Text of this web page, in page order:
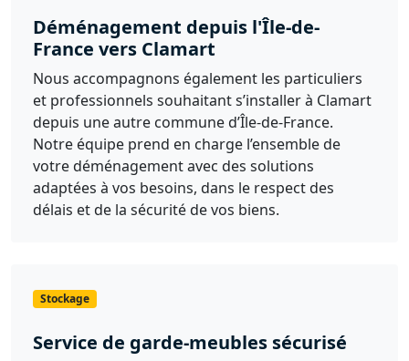
Déménagement depuis l'Île-de-
France vers Clamart
Nous accompagnons également les particuliers
et professionnels souhaitant s’installer à Clamart
depuis une autre commune d’Île-de-France.
Notre équipe prend en charge l’ensemble de
votre déménagement avec des solutions
adaptées à vos besoins, dans le respect des
délais et de la sécurité de vos biens.
Stockage
Service de garde-meubles sécurisé